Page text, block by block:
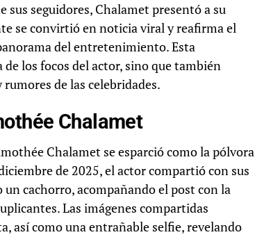
seguidores, Chalamet presentó a su
se convirtió en noticia viral y reafirma el
del entretenimiento. Esta
los focos del actor, sino que también
de las celebridades.
Chalamet
Chalamet se esparció como la pólvora
de 2025, el actor compartió con sus
cachorro, acompañando el post con la
Las imágenes compartidas
así como una entrañable selfie, revelando